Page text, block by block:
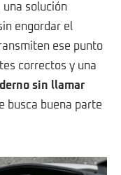
una solución
engordar el
ese punto
correctos y una
sin llamar
busca buena parte